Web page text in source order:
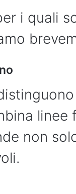
i quali
linee
non